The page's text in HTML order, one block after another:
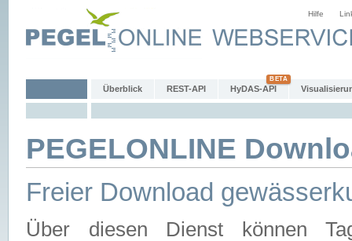
Hilfe
Überblick REST-API HyDAS-API
PEGELONLINE
Freier Download
Über diesen Dienst können